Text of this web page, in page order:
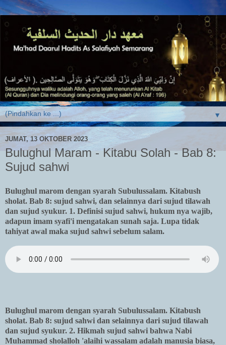
▼
JUMAT, 13 OKTOBER 2023
Bulughul Maram - Kitabu Solah - Bab 8:
Sujud sahwi
Bulughul marom dengan syarah Subulussalam. Kitabush
sholat. Bab 8: sujud sahwi, dan selainnya dari sujud tilawah
dan sujud syukur. 1. Definisi sujud sahwi, hukum nya wajib,
adapun imam syafi'i mengatakan sunah saja. Lupa tidak
tahiyat awal maka sujud sahwi sebelum salam.
Bulughul marom dengan syarah Subulussalam. Kitabush
sholat. Bab 8: sujud sahwi dan selainnya dari sujud tilawah
dan sujud syukur. 2. Hikmah sujud sahwi bahwa Nabi
Muhammad sholalloh 'alaihi wassalam adalah manusia biasa,